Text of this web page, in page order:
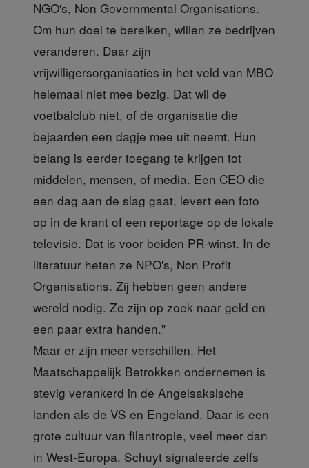
NGO's, Non Governmental Organisations.
Om hun doel te bereiken, willen ze bedrijven
veranderen. Daar zijn
vrijwilligersorganisaties in het veld van MBO
helemaal niet mee bezig. Dat wil de
voetbalclub niet, of de organisatie die
bejaarden een dagje mee uit neemt. Hun
belang is eerder toegang te krijgen tot
middelen, mensen, of media. Een CEO die
een dag aan de slag gaat, levert een foto
op in de krant of een reportage op de lokale
televisie. Dat is voor beiden PR-winst. In de
literatuur heten ze NPO's, Non Profit
Organisations. Zij hebben geen andere
wereld nodig. Ze zijn op zoek naar geld en
een paar extra handen."
Maar er zijn meer verschillen. Het
Maatschappelijk Betrokken ondernemen is
stevig verankerd in de Angelsaksische
landen als de VS en Engeland. Daar is een
grote cultuur van filantropie, veel meer dan
in West-Europa. Schuyt signaleerde zelfs